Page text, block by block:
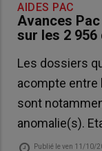
AIDES PAC
Avances
sur les 2 956
Les dossiers
acompte entre
sont
anomalie(s).
Publié leven 11/10/